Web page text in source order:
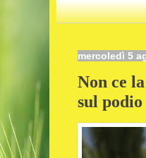
mercoledì 5
Non ce
sul